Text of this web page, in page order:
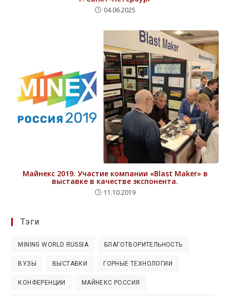
04.06.2025
Майнекс 2019. Участие компании «Blast Maker» в
выставке в качестве экспонента.
11.10.2019
Тэги
MINING WORLD RUSSIA БЛАГОТВОРИТЕЛЬНОСТЬ
ВУЗЫ ВЫСТАВКИ ГОРНЫЕ ТЕХНОЛОГИИ
КОНФЕРЕНЦИИ МАЙНЕКС РОССИЯ